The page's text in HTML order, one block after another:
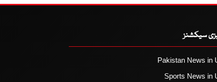
سیکشنز
Pakistan News in
Sports News in